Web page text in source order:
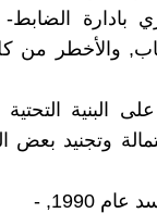
بادارة
والأخطر من
البنية التحتية
وتجنيد بعض
-